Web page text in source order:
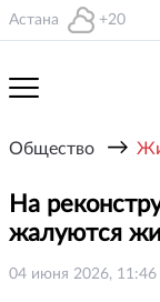
Астана +20
Общество →
На
жалуются
04 июня 2026, 11:46